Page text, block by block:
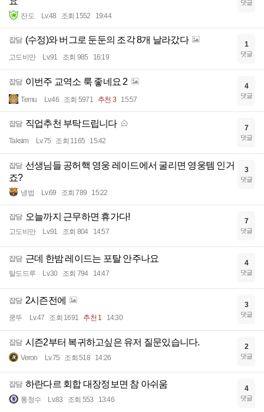
잔도 Lv.48 조회 1552 19:44
댓글
잡담 (수정)와 버그로 둔둔의 조각 8개 날라갔다
고도비만 Lv.91 조회 985 16:19
1
댓글
잡담 이번주 교역소 룩 좋네요 2
Temu Lv.46 조회 5971 추천 3 15:57
4
댓글
잡담 직업추천 부탁드립니다
Taksim Lv.75 조회 1165 15:42
7
댓글
잡담 선생님들 공허핵 영웅 레이드에서 굴리면 영웅템 인거
죠?
냉법 Lv.69 조회 789 15:22
3
댓글
잡담 오늘까지 근무하면 휴가다!
고도비만 Lv.91 조회 804 14:57
7
댓글
잡담 근데 한밤 레이드는 포탈 안주나요
탈도드루 Lv.30 조회 794 14:47
4
댓글
잡담 2시즌전에
쿵뚜 Lv.47 조회 1691 추천 1 14:30
3
댓글
잡담 시즌2부터 복귀하고싶은 유저 질문있습니다.
Veron Lv.75 조회 518 14:26
2
댓글
잡담 하란다르 회합 대장정보면 참 아쉬움
통청수 Lv.83 조회 553 13:46
4
댓글